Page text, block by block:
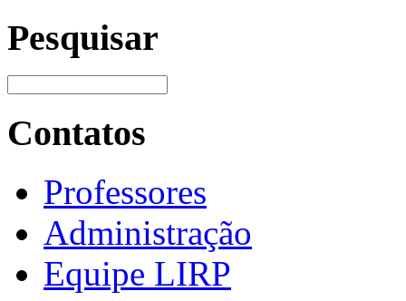
Pesquisar
Contatos
Professores
Administração
Equipe LIRP